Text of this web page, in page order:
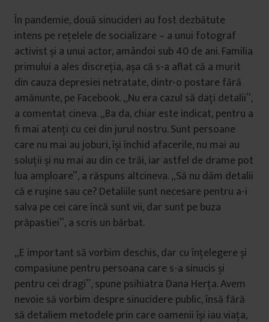
În pandemie, două sinucideri au fost dezbătute
intens pe rețelele de socializare – a unui fotograf
activist și a unui actor, amândoi sub 40 de ani. Familia
primului a ales discreția, așa că s-a aflat că a murit
din cauza depresiei netratate, dintr-o postare fără
amănunte, pe Facebook. „Nu era cazul să dați detalii”,
a comentat cineva. „Ba da, chiar este indicat, pentru a
fi mai atenți cu cei din jurul nostru. Sunt persoane
care nu mai au joburi, își închid afacerile, nu mai au
soluții și nu mai au din ce trăi, iar astfel de drame pot
lua amploare”, a răspuns altcineva. „Să nu dăm detalii
că e rușine sau ce? Detaliile sunt necesare pentru a-i
salva pe cei care încă sunt vii, dar sunt pe buza
prăpastiei”, a scris un bărbat.
„E important să vorbim deschis, dar cu înțelegere și
compasiune pentru persoana care s-a sinucis și
pentru cei dragi”, spune psihiatra Dana Herța. Avem
nevoie să vorbim despre sinucidere public, însă fără
să detaliem metodele prin care oamenii își iau viața,